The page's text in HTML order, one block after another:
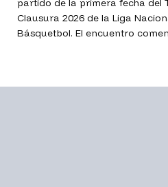
partido de la primera fecha del
Clausura 2026 de la Liga
Básquetbol. El encuentro